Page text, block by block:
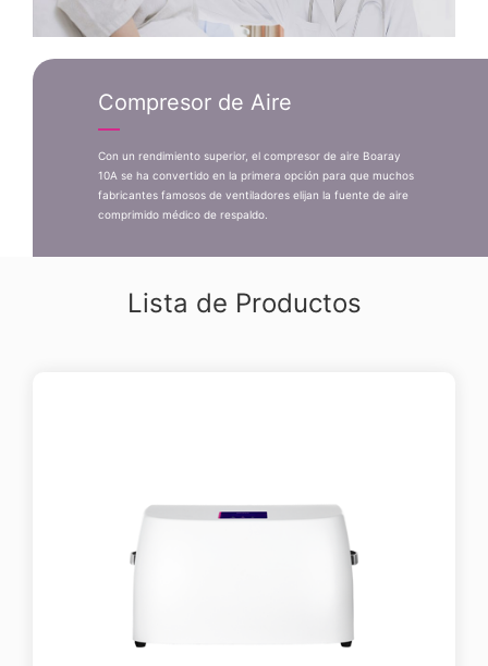
Compresor de Aire
Con un rendimiento superior, el compresor de aire Boaray
10A se ha convertido en la primera opción para que muchos
fabricantes famosos de ventiladores elijan la fuente de aire
comprimido médico de respaldo.
Lista de Productos